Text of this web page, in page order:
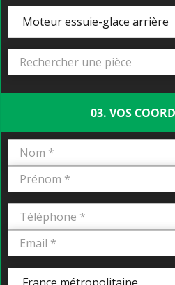
Moteur essuie-glace arrière
03. VOS